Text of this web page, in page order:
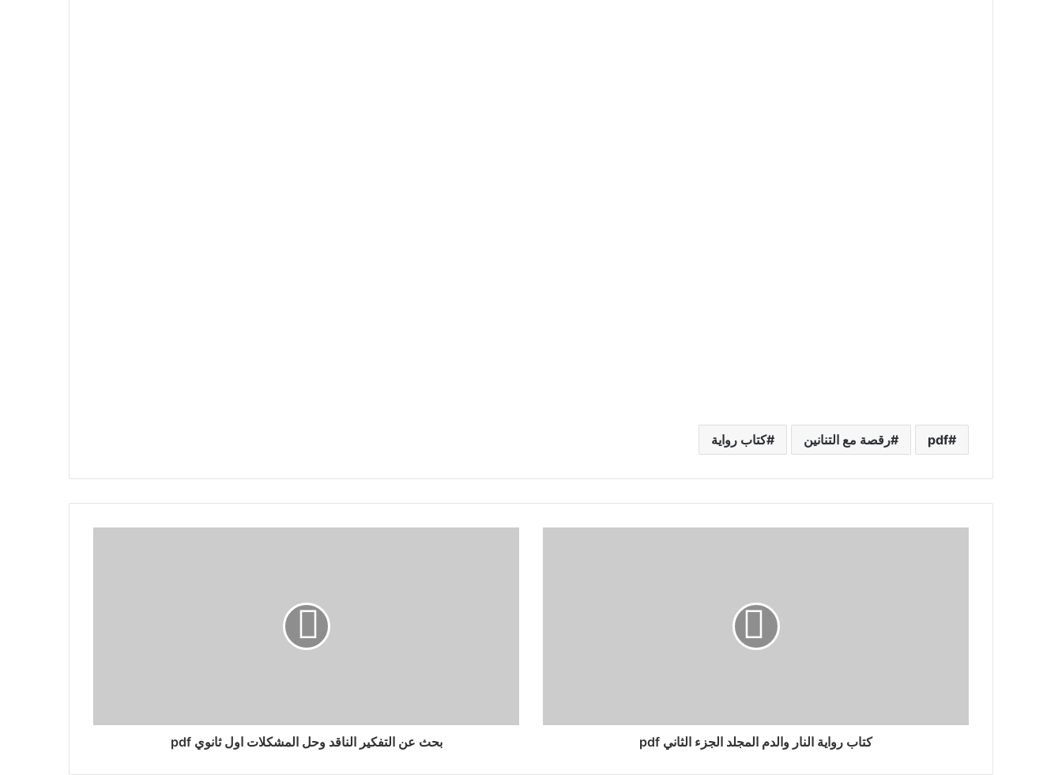
pdf رقصة مع التنانين كتاب رواية
كتاب رواية النار والدم المجلد الجزء الثاني pdf بحث عن التفكير الناقد وحل المشكلات اول ثانوي pdf